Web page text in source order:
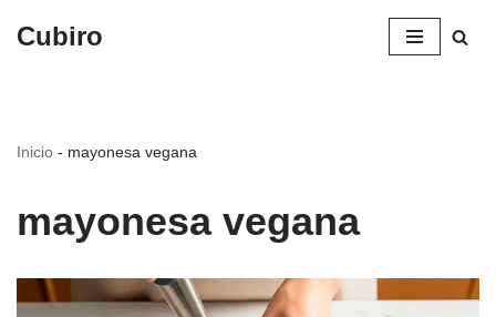
Cubiro
Inicio - mayonesa vegana
mayonesa vegana